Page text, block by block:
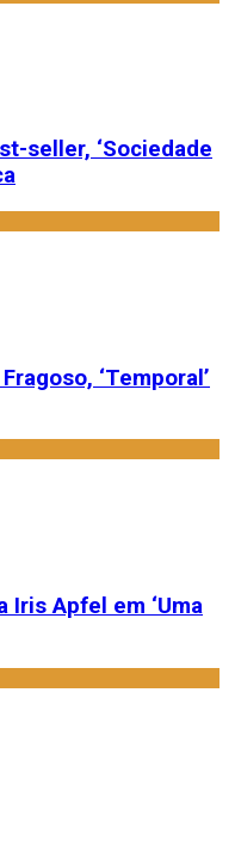
seller, ‘Sociedade
‘Temporal’
Iris Apfel em ‘Uma